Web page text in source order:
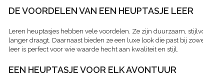
DE VOORDELEN VAN EEN HEUPTASJE LEER
Leren heuptasjes hebben vele voordelen. Ze zijn duurzaam,
langer draagt. Daarnaast bieden ze een luxe look die past bij
leer is perfect voor wie waarde hecht aan kwaliteit en stijl.
EEN HEUPTASJE VOOR ELK AVONTUUR